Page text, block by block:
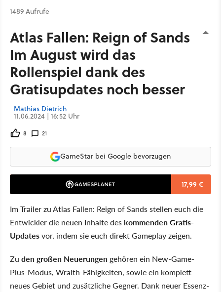
1489 Aufrufe
Atlas Fallen: Reign of Sands -
Im August wird das
Rollenspiel dank des
Gratisupdates noch besser
Mathias Dietrich
11.06.2024 | 16:52 Uhr
8 21
GameStar bei Google bevorzugen
17,99 €
Im Trailer zu Atlas Fallen: Reign of Sands stellen euch die
Entwickler die neuen Inhalte des kommenden Gratis-
Updatesvor, indem sie euch direkt Gameplay zeigen.
Zu den großen Neuerungen gehören ein New-Game-
Plus-Modus, Wraith-Fähigkeiten, sowie ein komplett
neues Gebiet und zusätzliche Gegner. Dank neuer Essenz-